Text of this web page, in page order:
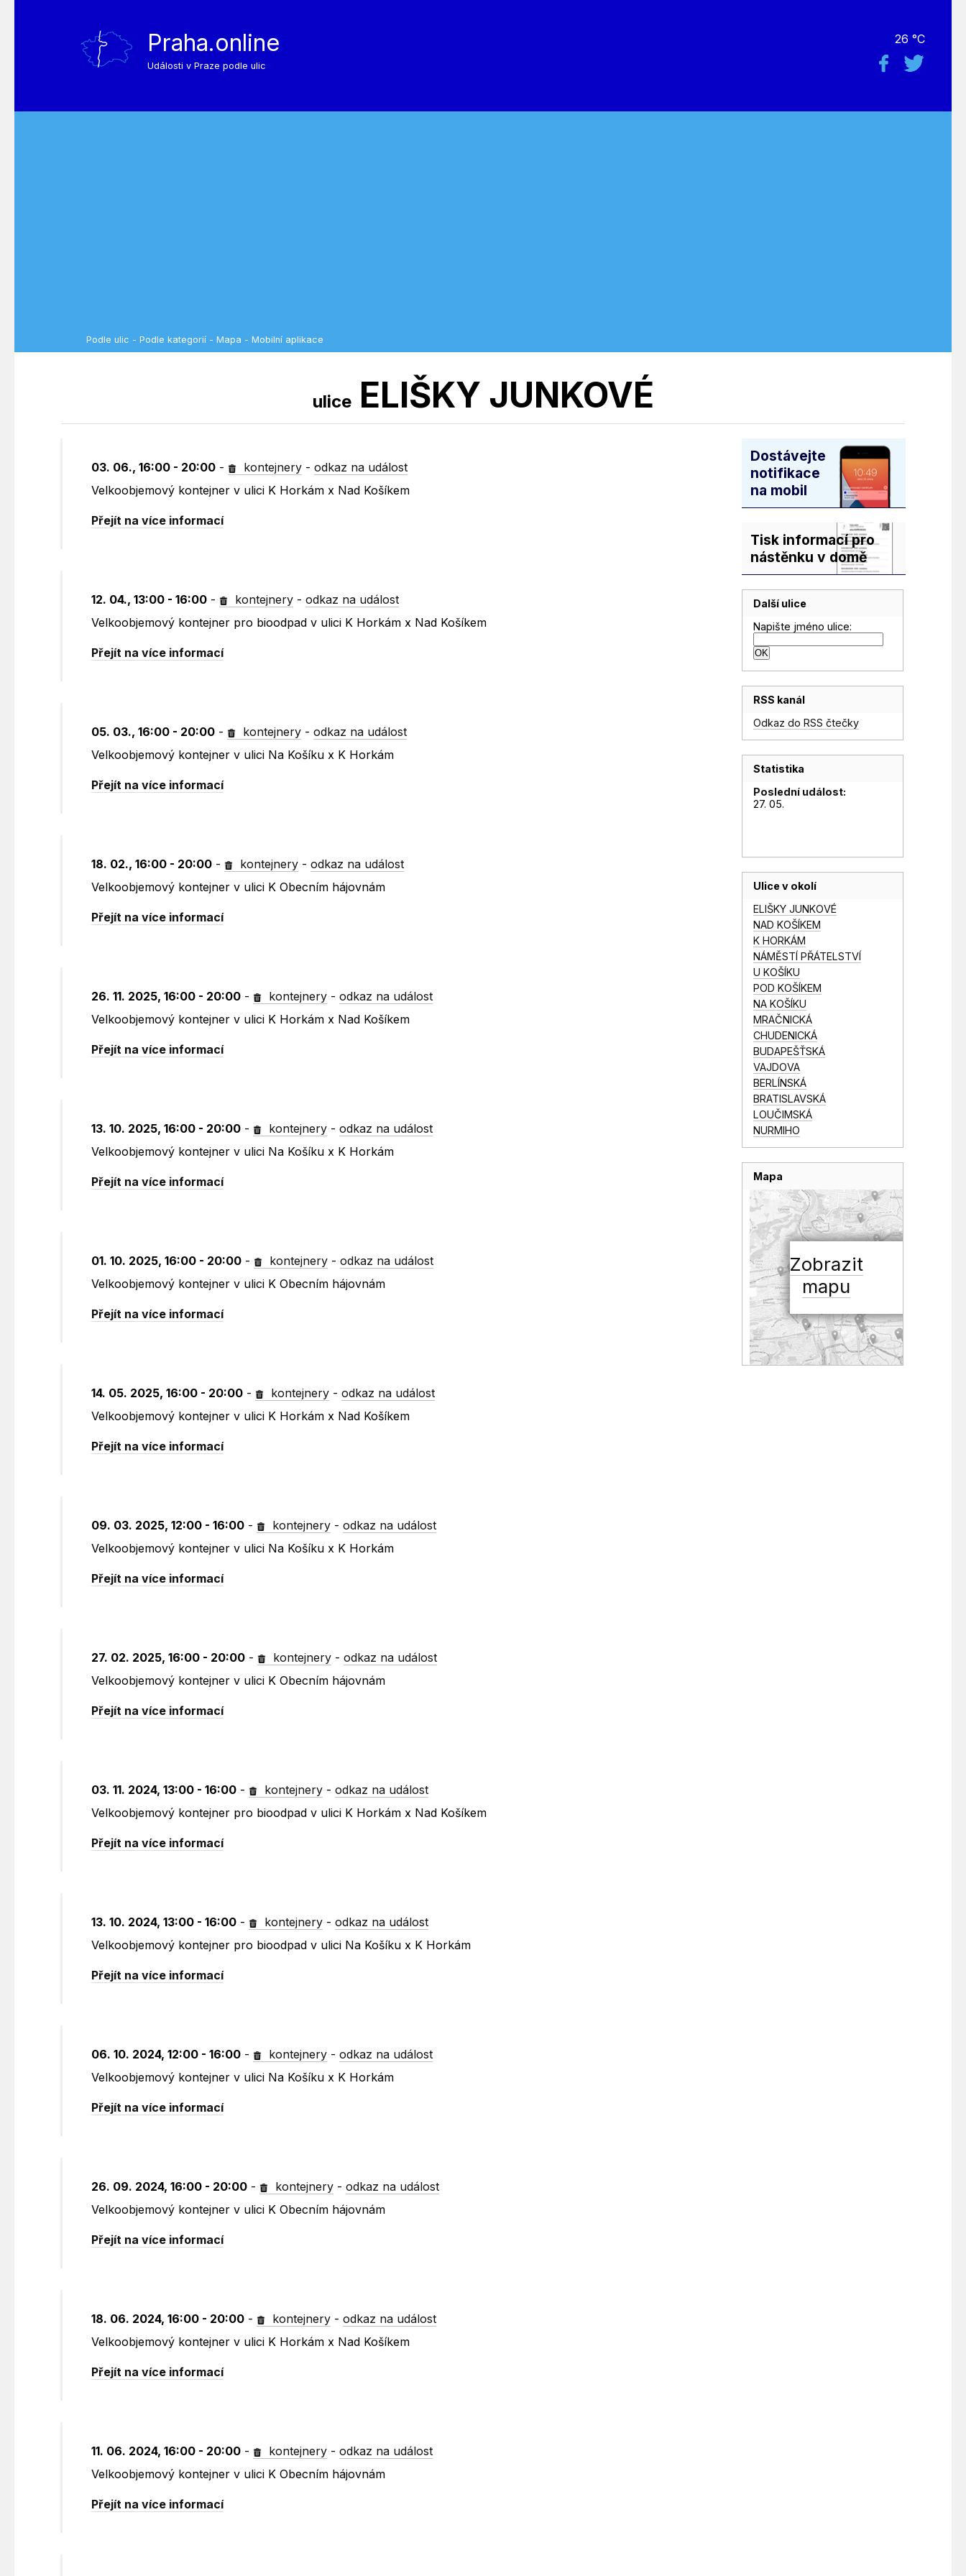
Praha.online
Události v Praze podle ulic
26 °C
Podle ulic - Podle kategorií - Mapa - Mobilní aplikace
uliceELIŠKY JUNKOVÉ
03. 06., 16:00 - 20:00 - kontejnery -odkaz na událost
Velkoobjemový kontejner v ulici K Horkám x Nad Košíkem
Přejít na více informací
12. 04., 13:00 - 16:00 - kontejnery -odkaz na událost
Velkoobjemový kontejner pro bioodpad v ulici K Horkám x Nad Košíkem
Přejít na více informací
05. 03., 16:00 - 20:00 - kontejnery -odkaz na událost
Velkoobjemový kontejner v ulici Na Košíku x K Horkám
Přejít na více informací
18. 02., 16:00 - 20:00 - kontejnery -odkaz na událost
Velkoobjemový kontejner v ulici K Obecním hájovnám
Přejít na více informací
26. 11. 2025, 16:00 - 20:00 - kontejnery -odkaz na událost
Velkoobjemový kontejner v ulici K Horkám x Nad Košíkem
Přejít na více informací
13. 10. 2025, 16:00 - 20:00 - kontejnery -odkaz na událost
Velkoobjemový kontejner v ulici Na Košíku x K Horkám
Přejít na více informací
01. 10. 2025, 16:00 - 20:00 - kontejnery -odkaz na událost
Velkoobjemový kontejner v ulici K Obecním hájovnám
Přejít na více informací
14. 05. 2025, 16:00 - 20:00 - kontejnery -odkaz na událost
Velkoobjemový kontejner v ulici K Horkám x Nad Košíkem
Přejít na více informací
09. 03. 2025, 12:00 - 16:00 - kontejnery -odkaz na událost
Velkoobjemový kontejner v ulici Na Košíku x K Horkám
Přejít na více informací
27. 02. 2025, 16:00 - 20:00 - kontejnery -odkaz na událost
Velkoobjemový kontejner v ulici K Obecním hájovnám
Přejít na více informací
03. 11. 2024, 13:00 - 16:00 - kontejnery -odkaz na událost
Velkoobjemový kontejner pro bioodpad v ulici K Horkám x Nad Košíkem
Přejít na více informací
13. 10. 2024, 13:00 - 16:00 - kontejnery -odkaz na událost
Velkoobjemový kontejner pro bioodpad v ulici Na Košíku x K Horkám
Přejít na více informací
06. 10. 2024, 12:00 - 16:00 - kontejnery -odkaz na událost
Velkoobjemový kontejner v ulici Na Košíku x K Horkám
Přejít na více informací
26. 09. 2024, 16:00 - 20:00 - kontejnery -odkaz na událost
Velkoobjemový kontejner v ulici K Obecním hájovnám
Přejít na více informací
18. 06. 2024, 16:00 - 20:00 - kontejnery -odkaz na událost
Velkoobjemový kontejner v ulici K Horkám x Nad Košíkem
Přejít na více informací
11. 06. 2024, 16:00 - 20:00 - kontejnery -odkaz na událost
Velkoobjemový kontejner v ulici K Obecním hájovnám
Přejít na více informací
Dostávejte
notifikace
na mobil
Tisk informací pro
nástěnku v domě
Další ulice
Napište jméno ulice:
RSS kanál
Odkaz do RSS čtečky
Statistika
Poslední událost:
27. 05.
Ulice v okolí
ELIŠKY JUNKOVÉ
NAD KOŠÍKEM
K HORKÁM
NÁMĚSTÍ PŘÁTELSTVÍ
U KOŠÍKU
POD KOŠÍKEM
NA KOŠÍKU
MRAČNICKÁ
CHUDENICKÁ
BUDAPEŠŤSKÁ
VAJDOVA
BERLÍNSKÁ
BRATISLAVSKÁ
LOUČIMSKÁ
NURMIHO
Mapa
Zobrazit
mapu